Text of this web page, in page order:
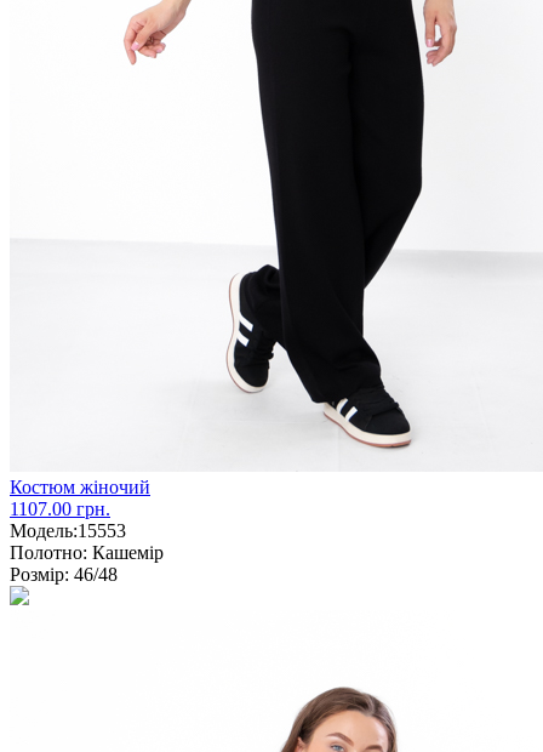
Костюм жіночий
1107.00 грн.
Модель:15553
Полотно: Кашемір
Розмір: 46/48